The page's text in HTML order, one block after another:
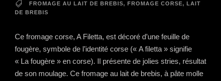
FROMAGE AU LAIT DE BREBIS, FROMAGE CORSE,
LAIT
DE BREBIS
Ce fromage corse, A Filetta, est décoré d’une feuille de
fougère, symbole de l’identité corse (« A filetta » signifie
« La fougère » en corse). Il présente de jolies stries, résultat
de son moulage. Ce fromage au lait de brebis, à pâte molle